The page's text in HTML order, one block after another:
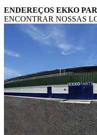
ENDEREÇOS EKKO
ENCONTRAR NOSSAS